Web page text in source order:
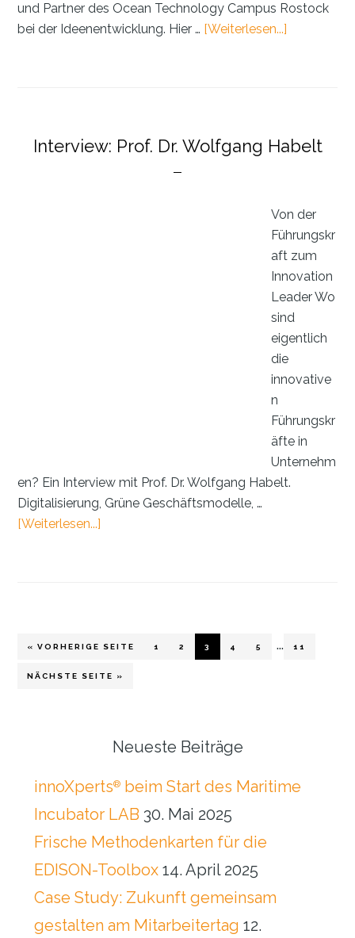
und Partner des Ocean Technology Campus Rostock
bei der Ideenentwicklung. Hier … [Weiterlesen...]
er
was
er
will
Interview: Prof. Dr. Wolfgang Habelt
Von der
Führungskr
aft zum
Innovation
Leader Wo
sind
eigentlich
die
innovative
n
Führungskr
äfte in
Unternehm
en? Ein Interview mit Prof. Dr. Wolfgang Habelt.
Digitalisierung, Grüne Geschäftsmodelle, …
[Weiterlesen...]
« VORHERIGE SEITE AUFRUFEN
GO
1
GO
TO
2
GO
TO
3
GO
4
GO
5 …
GO
11
NÄCHSTE SEITE AUFRUFEN
»
Neueste Beiträge
innoXperts®beim Start des Maritime
Incubator LAB 30. Mai 2025
Frische Methodenkarten für die
EDISON-Toolbox 14. April 2025
Case Study: Zukunft gemeinsam
gestalten am Mitarbeitertag 12.